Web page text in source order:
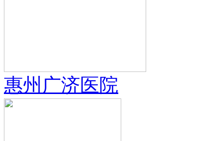
惠州广济医院